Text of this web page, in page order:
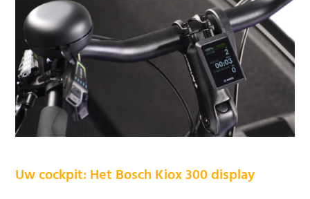
Uw cockpit: Het Bosch Kiox 300 display